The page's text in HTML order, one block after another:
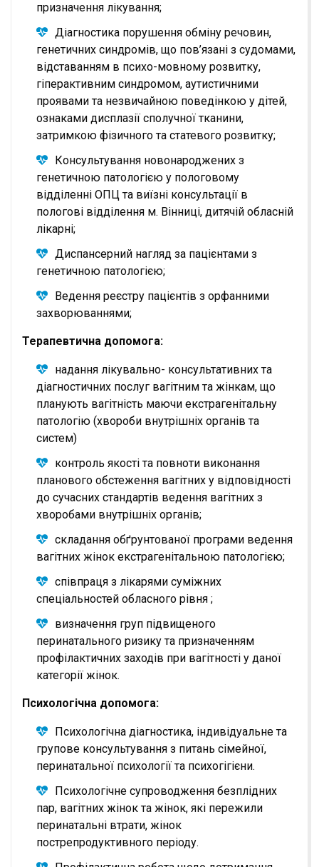
призначення лікування;
Діагностика порушення обміну речовин,
генетичних синдромів, що пов’язані з судомами,
відставанням в психо-мовному розвитку,
гіперактивним синдромом, аутистичними
проявами та незвичайною поведінкою у дітей,
ознаками дисплазії сполучної тканини,
затримкою фізичного та статевого розвитку;
Консультування новонароджених з
генетичною патологією у пологовому
відділенні ОПЦ та виїзні консультації в
пологові відділення м. Вінниці, дитячій обласній
лікарні;
Диспансерний нагляд за пацієнтами з
генетичною патологією;
Ведення реєстру пацієнтів з орфанними
захворюваннями;
Терапевтична допомога:
надання лікувально- консультативних та
діагностичних послуг вагітним та жінкам, що
планують вагітність маючи екстрагенітальну
патологію (хвороби внутрішніх органів та
систем)
контроль якості та повноти виконання
планового обстеження вагітних у відповідності
до сучасних стандартів ведення вагітних з
хворобами внутрішніх органів;
складання обґрунтованої програми ведення
вагітних жінок екстрагенітальною патологією;
співпраця з лікарями суміжних
спеціальностей обласного рівня ;
визначення груп підвищеного
перинатального ризику та призначенням
профілактичних заходів при вагітності у даної
категорії жінок.
Психологічна допомога:
Психологічна діагностика, індивідуальне та
групове консультування з питань сімейної,
перинатальної психології та психогігієни.
Психологічне супроводження безплідних
пар, вагітних жінок та жінок, які пережили
перинатальні втрати, жінок
пострепродуктивного періоду.